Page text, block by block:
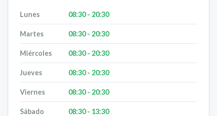
Lunes 08:30 - 20:30
Martes 08:30 - 20:30
Miércoles 08:30 - 20:30
Jueves 08:30 - 20:30
Viernes 08:30 - 20:30
Sábado 08:30 - 13:30